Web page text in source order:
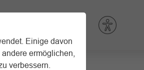
Einige davon
ermöglichen,
verbessern.